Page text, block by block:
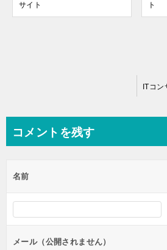
サイト
ト
ビ
ー
シ
ョ
ン
コメントを残す
名前
メール（公開されません）